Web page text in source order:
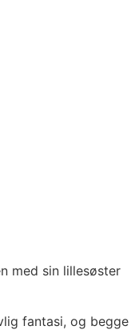
med sin lillesøster
fantasi, og begge